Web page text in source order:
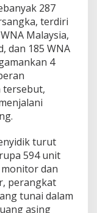
287
terdiri
Malaysia,
dan 185 WNA
4
tersebut,
turut
594 unit
dan
perangkat
tunai dalam
asing